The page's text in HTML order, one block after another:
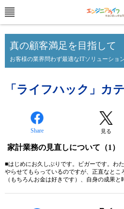
真の顧客満足を目指して
お客様の業界問わず最適なITソリューショ
「ライフハック」カ
Share 見る
家計業務の見直しについて（1）
■はじめにお久しぶりです。ビガーです。わ
やらせてもらっているのですが、正直なとこ
（もちろんお金は好きです）、自身の成果と